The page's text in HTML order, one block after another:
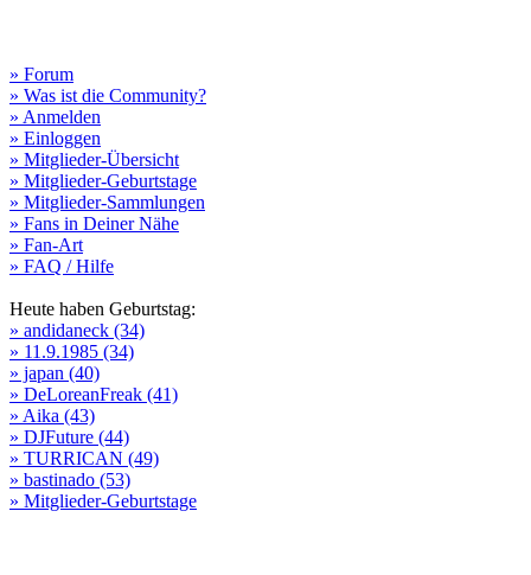
» Forum
» Was ist die Community?
» Anmelden
» Einloggen
» Mitglieder-Übersicht
» Mitglieder-Geburtstage
» Mitglieder-Sammlungen
» Fans in Deiner Nähe
» Fan-Art
» FAQ / Hilfe
Heute haben Geburtstag:
» andidaneck (34)
» 11.9.1985 (34)
» japan (40)
» DeLoreanFreak (41)
» Aika (43)
» DJFuture (44)
» TURRICAN (49)
» bastinado (53)
» Mitglieder-Geburtstage